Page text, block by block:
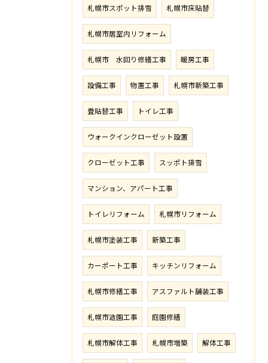
札幌市スポット排雪 札幌市床貼替
札幌市居室内リフォーム
札幌市 水回り修繕工事 暖房工事
設備工事 物置工事 札幌市新築工事
畳貼替工事 トイレ工事
ウォークインクローゼット設置
クローゼット工事 スッポト排雪
マンション、アパート工事
トイレリフォーム 札幌市リフォーム
札幌市塗装工事 新築工事
カーポート工事 キッチンリフォーム
札幌市修繕工事 アスファルト舗装工事
札幌市造園工事 庭園修繕
札幌市解体工事 札幌市増築 解体工事